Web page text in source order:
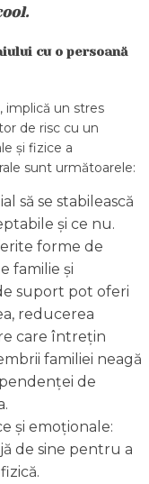
cu o persoană
implică un stres
de risc cu un
și fizice a
sunt următoarele:
să se stabilească
și ce nu.
forme de
familie și
suport pot oferi
reducerea
care întrețin
familiei neagă
de
și emoționale:
de sine pentru a